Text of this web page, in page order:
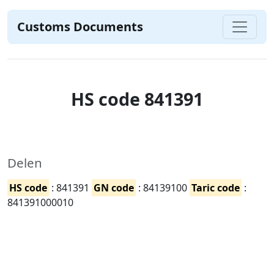
Customs Documents
HS code 841391
Delen
HS code : 841391 GN code : 84139100 Taric code :
841391000010